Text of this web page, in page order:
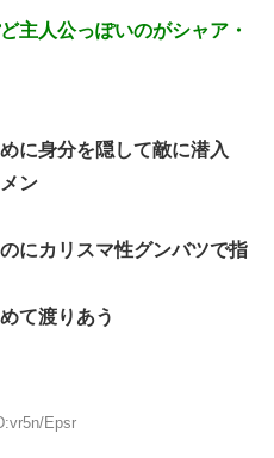
主人公っぽいのがシャア・
に身分を隠して敵に潜入
ン
にカリスマ性グンバツで指
て渡りあう
Epsr